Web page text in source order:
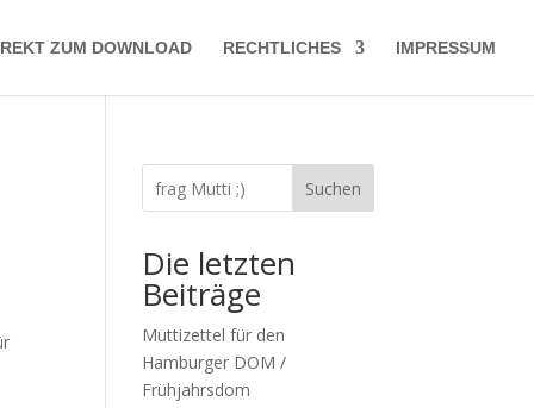
ZUM DOWNLOAD RECHTLICHES IMPRESSUM
Suchen
Die letzten
Beiträge
Muttizettel für den
Hamburger DOM /
Frühjahrsdom